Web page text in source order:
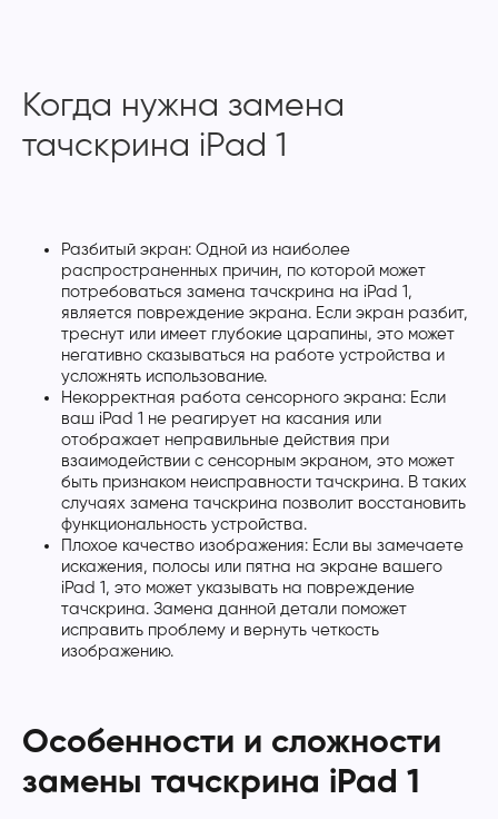
Когда нужна замена
тачскрина iPad 1
Разбитый экран: Одной из наиболее
распространенных причин, по которой может
потребоваться замена тачскрина на iPad 1,
является повреждение экрана. Если экран разбит,
треснут или имеет глубокие царапины, это может
негативно сказываться на работе устройства и
усложнять использование.
Некорректная работа сенсорного экрана: Если
ваш iPad 1 не реагирует на касания или
отображает неправильные действия при
взаимодействии с сенсорным экраном, это может
быть признаком неисправности тачскрина. В таких
случаях замена тачскрина позволит восстановить
функциональность устройства.
Плохое качество изображения: Если вы замечаете
искажения, полосы или пятна на экране вашего
iPad 1, это может указывать на повреждение
тачскрина. Замена данной детали поможет
исправить проблему и вернуть четкость
изображению.
Особенности и сложности
замены тачскрина iPad 1